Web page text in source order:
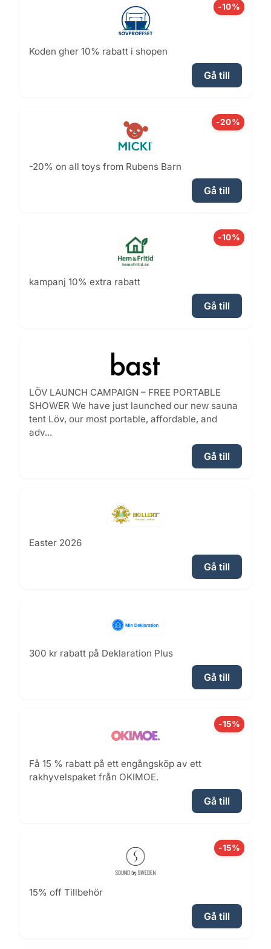
-10%
Koden gher 10% rabatt i shopen
Gå till
-20%
-20% on all toys from Rubens Barn
Gå till
-10%
kampanj 10% extra rabatt
Gå till
LÖV LAUNCH CAMPAIGN – FREE PORTABLE
SHOWER We have just launched our new sauna
tent Löv, our most portable, affordable, and
adv...
Gå till
Easter 2026
Gå till
300 kr rabatt på Deklaration Plus
Gå till
-15%
Få 15 % rabatt på ett engångsköp av ett
rakhyvelspaket från OKIMOE.
Gå till
-15%
15% off Tillbehör
Gå till